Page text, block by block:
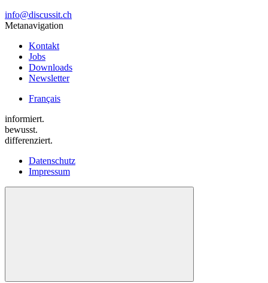
info@discussit.ch
Metanavigation
Kontakt
Jobs
Downloads
Newsletter
Français
informiert.
bewusst.
differenziert.
Datenschutz
Impressum